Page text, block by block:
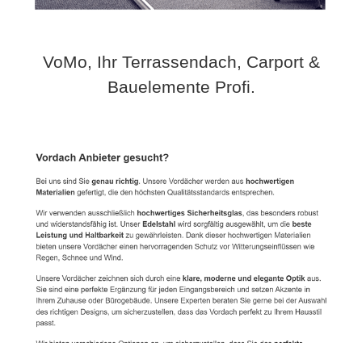
VoMo, Ihr Terrassendach, Carport &
Bauelemente Profi.